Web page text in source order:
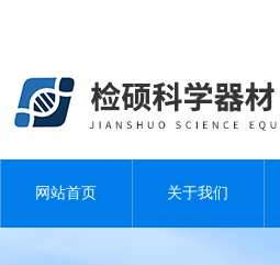
网站首页 关于我们